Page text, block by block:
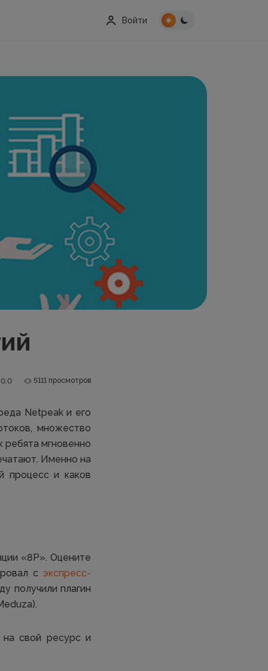
Войти
0.0 5111 просмотров
Netpeak и его
множество
ребята мгновенно
Именно на
процесс и каков
«8P». Оцените
с экспресс-
получили плагин
на свой ресурс и